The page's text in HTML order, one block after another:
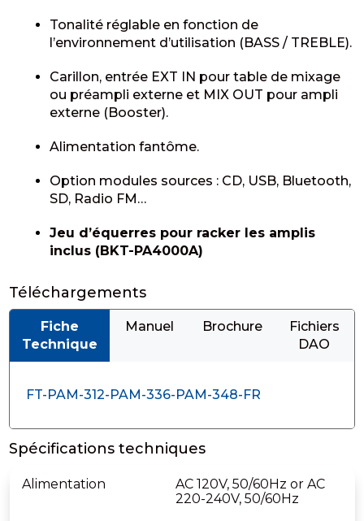
Tonalité réglable en fonction de
l’environnement d’utilisation (BASS / TREBLE).
Carillon, entrée EXT IN pour table de mixage
ou préampli externe et MIX OUT pour ampli
externe (Booster).
Alimentation fantôme.
Option modules sources : CD, USB, Bluetooth,
SD, Radio FM…
Jeu d’équerres pour racker les amplis
inclus (BKT-PA4000A)
Téléchargements
Fiche
Technique
Manuel Brochure
Fichiers
DAO
FT-PAM-312-PAM-336-PAM-348-FR
Spécifications techniques
Alimentation
AC 120V, 50/60Hz or AC
220-240V, 50/60Hz